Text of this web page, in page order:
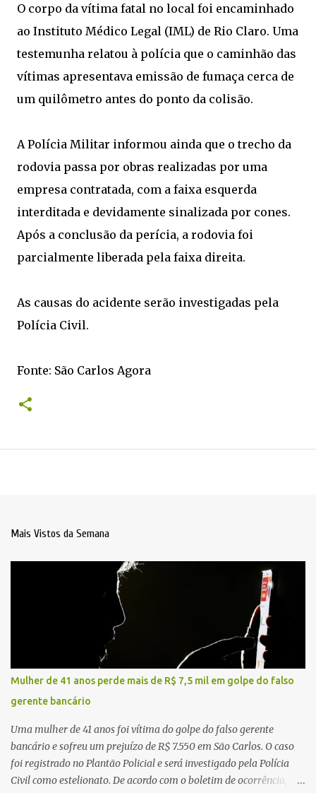
O corpo da vítima fatal no local foi encaminhado
ao Instituto Médico Legal (IML) de Rio Claro. Uma
testemunha relatou à polícia que o caminhão das
vítimas apresentava emissão de fumaça cerca de
um quilômetro antes do ponto da colisão.
A Polícia Militar informou ainda que o trecho da
rodovia passa por obras realizadas por uma
empresa contratada, com a faixa esquerda
interditada e devidamente sinalizada por cones.
Após a conclusão da perícia, a rodovia foi
parcialmente liberada pela faixa direita.
As causas do acidente serão investigadas pela
Polícia Civil.
Fonte: São Carlos Agora
Mais Vistos da Semana
Mulher de 41 anos perde mais de R$ 7,5 mil em golpe do falso
gerente bancário
Uma mulher de 41 anos foi vítima do golpe do falso gerente
bancário e sofreu um prejuízo de R$ 7.550 em São Carlos. O caso
foi registrado no Plantão Policial e será investigado pela Polícia
Civil como estelionato. De acordo com o boletim de ocorrência, a